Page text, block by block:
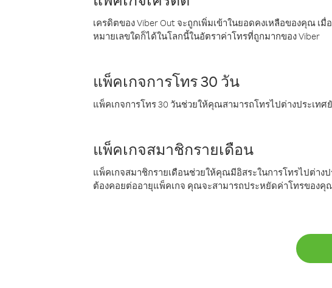
เครดิตของ Viber Out จะถูกเพิ่มเข้าในยอดคงเหลือของคุณ
หมายเลขใดก็ได้ในโลกนี้ในอัตราค่าโทรที่ถูกมากของ Viber
แพ็คเกจการโทร 30 วัน
แพ็คเกจการโทร 30 วันช่วยให้คุณสามารถโทรไปต่างประเท
แพ็คเกจสมาชิกรายเดือน
แพ็คเกจสมาชิกรายเดือนช่วยให้คุณมีอิสระในการโทรไปต่า
ต้องคอยต่ออายุแพ็คเกจ คุณจะสามารถประหยัดค่าโทรของ